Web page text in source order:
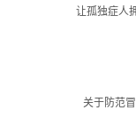
让孤独症人
关于防范